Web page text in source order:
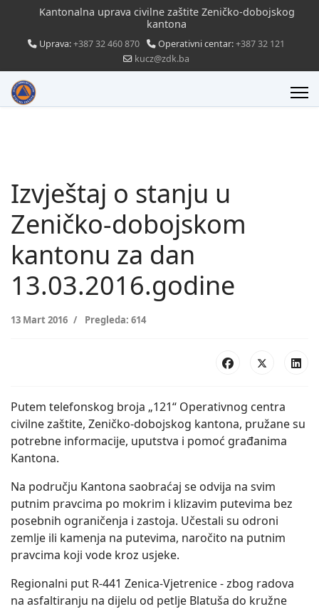
Kantonalna uprava civilne zaštite Zeničko-dobojskog
kantona
Uprava:+387 32 460 870 Operativni centar:+387 32 121
kucz@zdk.ba
Izvještaj o stanju u
Zeničko-dobojskom
kantonu za dan
13.03.2016.godine
13 Mart 2016 Pregleda: 614
Putem telefonskog broja „121“ Operativnog centra
civilne zaštite, Zeničko-dobojskog kantona, pružane su
potrebne informacije, uputstva i pomoć građanima
Kantona.
Na području Kantona saobraćaj se odvija na svim
putnim pravcima po mokrim i klizavim putevima bez
posebnih ograničenja i zastoja. Učestali su odroni
zemlje ili kamenja na putevima, naročito na putnim
pravcima koji vode kroz usjeke.
Regionalni put R-441 Zenica-Vjetrenice - zbog radova
na asfaltiranju na dijelu od petlje Blatuša do kružne